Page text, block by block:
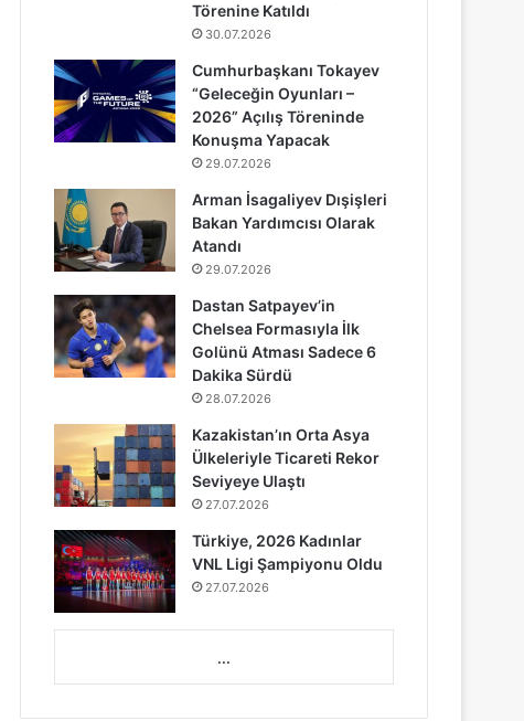
Törenine Katıldı
30.07.2026
Cumhurbaşkanı Tokayev
“Geleceğin Oyunları –
2026” Açılış Töreninde
Konuşma Yapacak
29.07.2026
Arman İsagaliyev Dışişleri
Bakan Yardımcısı Olarak
Atandı
29.07.2026
Dastan Satpayev’in
Chelsea Formasıyla İlk
Golünü Atması Sadece 6
Dakika Sürdü
28.07.2026
Kazakistan’ın Orta Asya
Ülkeleriyle Ticareti Rekor
Seviyeye Ulaştı
27.07.2026
Türkiye, 2026 Kadınlar
VNL Ligi Şampiyonu Oldu
27.07.2026
...